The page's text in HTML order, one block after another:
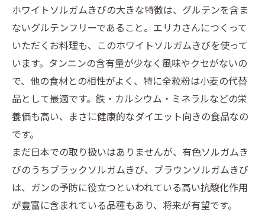
ホワイトソルガムきびの大きな特徴は、グルテンを含ま
ないグルテンフリーであること。エリカさんにつくって
いただくお料理も、このホワイトソルガムきびを使って
います。タンニンの含有量が少なく風味やクセがないの
で、他の食材との相性がよく、特に全粒粉は小麦の代替
品として最適です。鉄・カルシウム・ミネラルなどの栄
養価も高い、まさに健康的なダイエット向きの食品なの
です。
まだ日本での取り扱いはありませんが、有色ソルガムき
びのうちブラックソルガムきび、ブラウンソルガムきび
は、ガンの予防に役立つといわれている高い抗酸化作用
が豊富に含まれている品種もあり、将来が有望です。